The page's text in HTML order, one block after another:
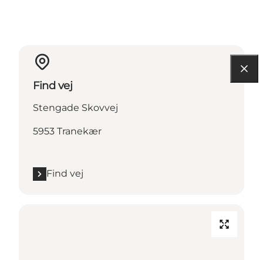
Find vej
Stengade Skovvej
5953 Tranekær
Find vej